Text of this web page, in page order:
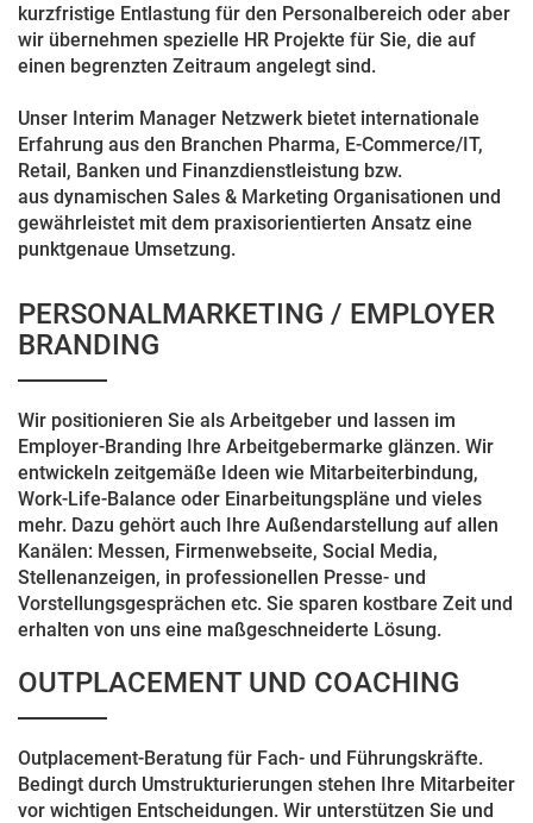
kurzfristige Entlastung für den Personalbereich oder aber
wir übernehmen spezielle HR Projekte für Sie, die auf
einen begrenzten Zeitraum angelegt sind.
Unser Interim Manager Netzwerk bietet internationale
Erfahrung aus den Branchen Pharma, E-Commerce/IT,
Retail, Banken und Finanzdienstleistung bzw.
aus dynamischen Sales & Marketing Organisationen und
gewährleistet mit dem praxisorientierten Ansatz eine
punktgenaue Umsetzung.
PERSONALMARKETING / EMPLOYER
BRANDING
Wir positionieren Sie als Arbeitgeber und lassen im
Employer-Branding Ihre Arbeitgebermarke glänzen. Wir
entwickeln zeitgemäße Ideen wie Mitarbeiterbindung,
Work-Life-Balance oder Einarbeitungspläne und vieles
mehr. Dazu gehört auch Ihre Außendarstellung auf allen
Kanälen: Messen, Firmenwebseite, Social Media,
Stellenanzeigen, in professionellen Presse- und
Vorstellungsgesprächen etc. Sie sparen kostbare Zeit und
erhalten von uns eine maßgeschneiderte Lösung.
OUTPLACEMENT UND COACHING
Outplacement-Beratung für Fach- und Führungskräfte.
Bedingt durch Umstrukturierungen stehen Ihre Mitarbeiter
vor wichtigen Entscheidungen. Wir unterstützen Sie und